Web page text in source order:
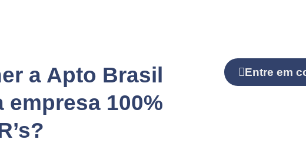
a Apto Brasil
100%
Entre em